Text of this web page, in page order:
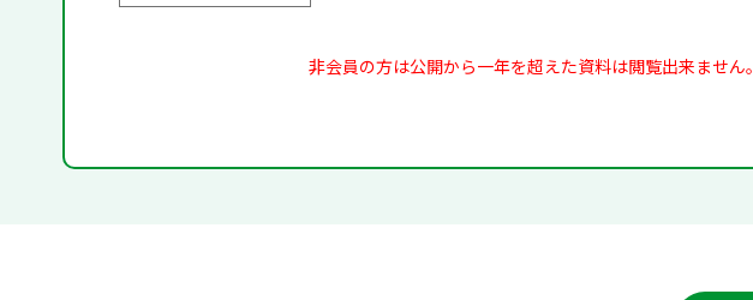
非会員の方は公開から一年を超えた資料は閲覧出来ません。